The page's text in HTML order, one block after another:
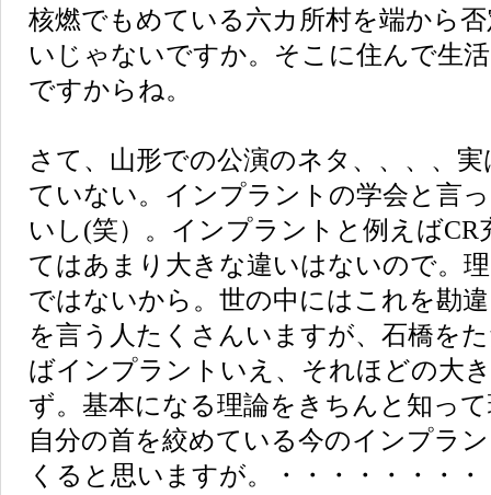
核燃でもめている六カ所村を端から
いじゃないですか。そこに住んで生
ですからね。
さて、山形での公演のネタ、、、、
ていない。インプラントの学会と言
いし(笑）。インプラントと例えば
てはあまり大きな違いはないので。
ではないから。世の中にはこれを勘
を言う人たくさんいますが、石橋を
ばインプラントいえ、それほどの大
ず。基本になる理論をきちんと知っ
自分の首を絞めている今のインプラ
くると思いますが。・・・・・・・